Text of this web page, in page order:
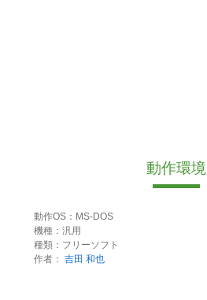
動作環境
動作OS：MS-DOS
機種：汎用
種類：フリーソフト
作者： 吉田 和也